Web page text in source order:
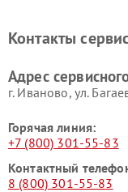
Miele
Miele
Контакты
Адрес
г. Иваново, ул.
Горячая линия:
+7 (800) 301-55-83
Контактный
8 (800) 301-55-83